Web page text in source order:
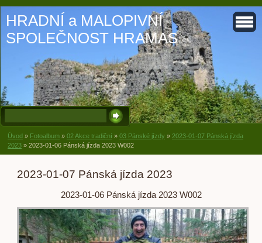
HRADNÍ a MALOPIVNÍ
SPOLEČNOST HRAMAS
Úvod » Fotoalbum » 02 Akce tradiční » 03 Pánské jízdy » 2023-01-07 Pánská jízda
2023 » 2023-01-06 Pánská jízda 2023 W002
2023-01-07 Pánská jízda 2023
2023-01-06 Pánská jízda 2023 W002